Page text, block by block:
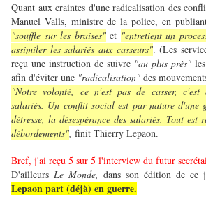
Quant aux craintes d'une radicalisation des
Manuel Valls, ministre de la police, en
"souffle sur les braises"et "entretient un
assimiler les salariés aux casseurs". (Les
reçu une instruction de suivre "au plus près"
afin d'éviter une "radicalisation" des
"Notre volonté, ce n'est pas de casser,
salariés. Un conflit social est par nature
détresse, la désespérance des salariés. Tout
débordements", finit Thierry Lepaon.
Bref, j'ai reçu 5 sur 5 l'interview du futur
D'ailleurs Le Monde, dans son édition de ce
Lepaon part (déjà) en guerre.